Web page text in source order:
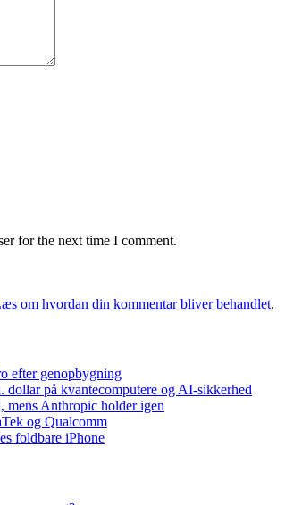
for the next time I comment.
om hvordan din kommentar bliver behandlet.
efter genopbygning
på kvantecomputere og AI-sikkerhed
Anthropic holder igen
og Qualcomm
foldbare iPhone